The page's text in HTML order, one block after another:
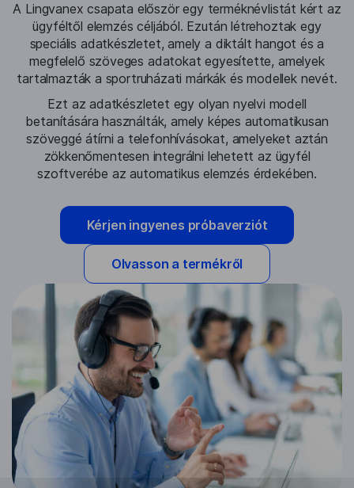
A Lingvanex csapata először egy terméknévlistát kért az
ügyféltől elemzés céljából. Ezután létrehoztak egy
speciális adatkészletet, amely a diktált hangot és a
megfelelő szöveges adatokat egyesítette, amelyek
tartalmazták a sportruházati márkák és modellek nevét.
Ezt az adatkészletet egy olyan nyelvi modell
betanítására használták, amely képes automatikusan
szöveggé átírni a telefonhívásokat, amelyeket aztán
zökkenőmentesen integrálni lehetett az ügyfél
szoftverébe az automatikus elemzés érdekében.
Kérjen ingyenes próbaverziót
Olvasson a termékről